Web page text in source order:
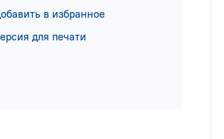
в избранное
для печати